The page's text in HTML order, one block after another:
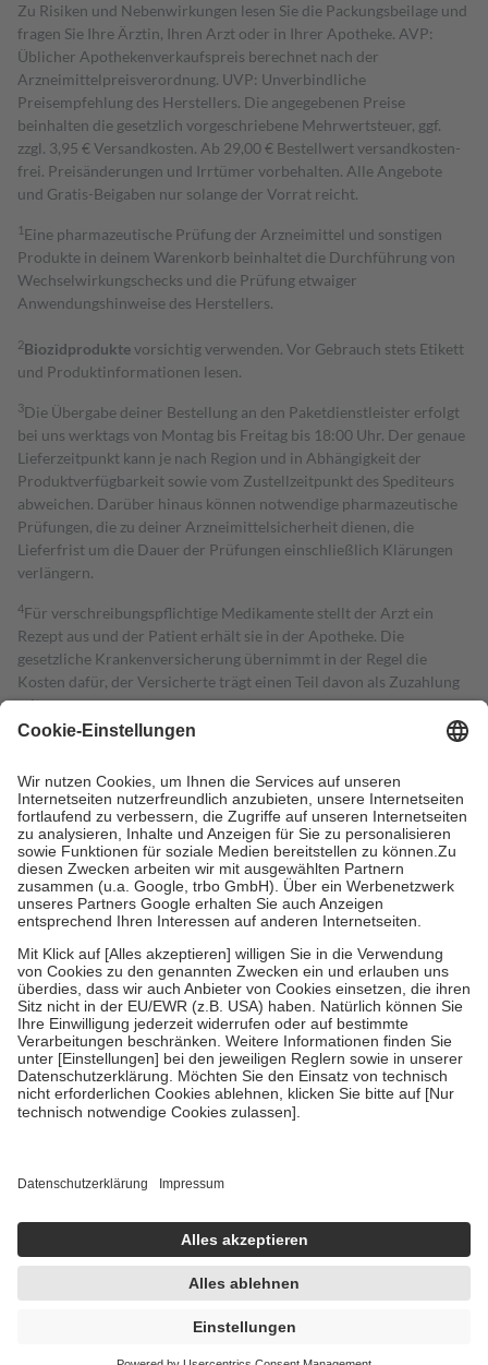
Zu Risiken und Nebenwirkungen lesen Sie die Packungsbeilage und
fragen Sie Ihre Ärztin, Ihren Arzt oder in Ihrer Apotheke. AVP:
Üblicher Apothekenverkaufspreis berechnet nach der
Arzneimittelpreisverordnung. UVP: Unverbindliche
Preisempfehlung des Herstellers. Die angegebenen Preise
beinhalten die gesetzlich vorgeschriebene Mehrwertsteuer, ggf.
zzgl. 3,95 € Versandkosten. Ab 29,00 € Bestell­wert versand­kosten­
frei. Preisänderungen und Irrtümer vorbehalten. Alle Angebote
und Gratis-Beigaben nur solange der Vorrat reicht.
1 Eine pharmazeutische Prüfung der Arzneimittel und sonstigen
Produkte in deinem Warenkorb beinhaltet die Durchführung von
Wechselwirkungschecks und die Prüfung etwaiger
Anwendungshinweise des Herstellers.
2Biozidproduktevorsichtig verwenden. Vor Gebrauch stets Etikett
und Produktinformationen lesen.
3Die Übergabe deiner Bestellung an den Paketdienstleister erfolgt
bei uns werktags von Montag bis Freitag bis 18:00 Uhr. Der genaue
Lieferzeitpunkt kann je nach Region und in Abhängigkeit der
Produktverfügbarkeit sowie vom Zustellzeitpunkt des Spediteurs
abweichen. Darüber hinaus können notwendige pharmazeutische
Prüfungen, die zu deiner Arzneimittelsicherheit dienen, die
Lieferfrist um die Dauer der Prüfungen einschließlich Klärungen
verlängern.
4Für verschreibungspflichtige Medikamente stellt der Arzt ein
Rezept aus und der Patient erhält sie in der Apotheke. Die
gesetzliche Krankenversicherung übernimmt in der Regel die
Kosten dafür, der Versicherte trägt einen Teil davon als Zuzahlung
mit.
Grundsätzlich leisten Mitglieder Zuzahlungen in Höhe von zehn
höchstens zehn Euro.
Es sind jedoch nie mehr als die tatsächlichen
Kosten der Leistung zu entrichten.
Diese Regeln gelten grundsätzlich auch für Online-Apotheken.
Bei Heilmitteln und häuslicher Krankenpflege beträgt die
Zuzahlung zehn Prozent der Kosten sowie zehn Euro je
Verordnung.
Um das Engagement der Versicherten für ihre eigene Gesundheit zu
stärken und die besondere Stellung der Familie zu unterstützen,
fallenkeine Zuzahlungenan bei:
• Kindern und Jugendlichen bis zum vollendeten 18. Lebensjahr
mit Ausnahme der Fahrkosten
• Untersuchungen zur Vorsorge und Früherkennung, die von der
GKV getragen werden
• empfohlenen Schutzimpfungen
• Harn- und Blutteststreifen
getroffen, um sicherzustellen, dass es sich um echte Bewertungen
https://help.etrusted.com/hc/de/articles/4419944605341
Einige Bilder und Inhalte wurden unter Zuhilfenahme künstlicher